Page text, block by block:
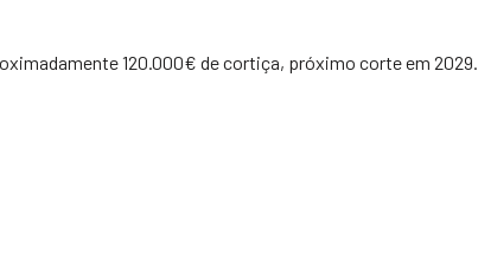
120.000€ de cortiça, próximo corte em 2029.